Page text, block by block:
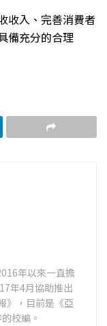
收入、完善消費者
備充分的合理
年以來一直擔
年4月協助推出
》，目前是《亞
校編。